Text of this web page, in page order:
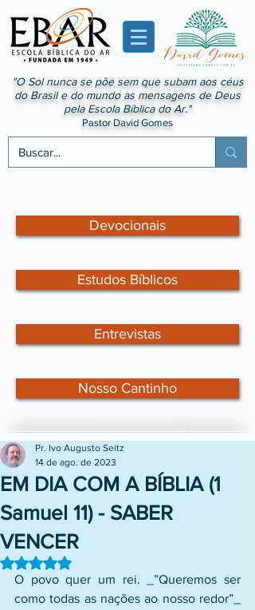
"O Sol nunca se põe sem que subam aos céus
do Brasil e do mundo as mensagens de Deus
pela Escola Bíblica do Ar."
Pastor David Gomes
Devocionais
Estudos Bíblicos
Entrevistas
Nosso Cantinho
EM DIA COM A BÍBLIA (1
Samuel 11) - SABER
VENCER
Pr. Ivo Augusto Seitz
14 de ago. de 2023
Avaliado com NaN de 5 estrelas.
O povo quer um rei. _”Queremos ser
como todas as nações ao nosso redor”_